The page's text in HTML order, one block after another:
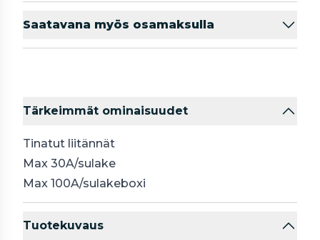
Saatavana myös osamaksulla
Tärkeimmät ominaisuudet
Tinatut liitännät
Max 30A/sulake
Max 100A/sulakeboxi
Tuotekuvaus